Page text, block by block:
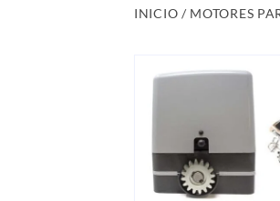
INICIO / MOTORES